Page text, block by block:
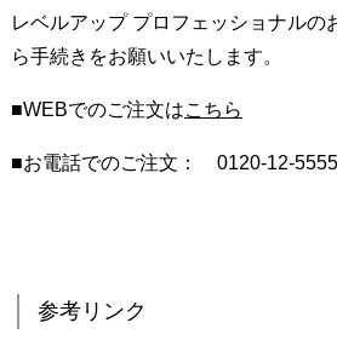
み
先
参
レベルアップ プロフェッショナルの
ら手続きをお願いいたします。
■WEBでのご注文はこちら
■お電話でのご注文： 0120-12-5555
参考リンク